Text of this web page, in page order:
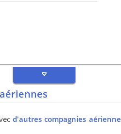
d'autres compagnies